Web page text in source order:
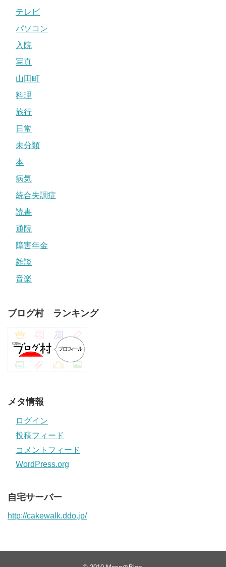
テレビ
パソコン
入院
写真
山田町
料理
旅行
日常
未分類
本
病気
統合失調症
読書
通院
障害年金
雑談
音楽
ブログ村 ランキング
メタ情報
ログイン
投稿フィード
コメントフィード
WordPress.org
自宅サーバー
http://cakewalk.ddo.jp/